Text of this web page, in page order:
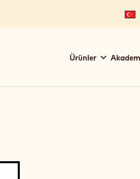
navigation
Ürünler